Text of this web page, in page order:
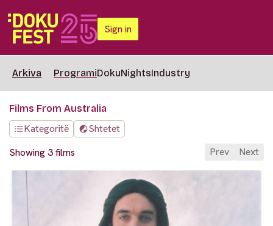
Sign in
Arkiva ProgramiDokuNightsIndustry
Films From Australia
Kategoritë
Shtetet
Showing 3 films
Prev Next